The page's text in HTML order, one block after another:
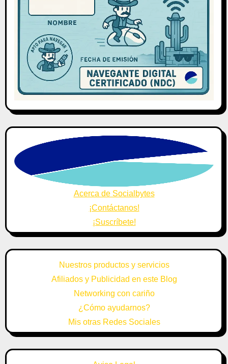
Acerca de Socialbytes
¡Contáctanos!
¡Suscríbete!
Nuestros productos y servicios
Afiliados y Publicidad en este Blog
Networking con cariño
¿Cómo ayudarnos?
Mis otras Redes Sociales